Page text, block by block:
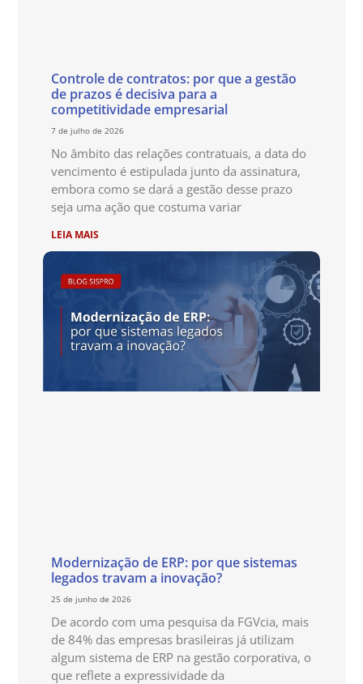
Controle de contratos: por que a gestão
de prazos é decisiva para a
competitividade empresarial
7 de julho de 2026
No âmbito das relações contratuais, a data do
vencimento é estipulada junto da assinatura,
embora como se dará a gestão desse prazo
seja uma ação que costuma variar
LEIA MAIS
Modernização de ERP: por que sistemas
legados travam a inovação?
25 de junho de 2026
De acordo com uma pesquisa da FGVcia, mais
de 84% das empresas brasileiras já utilizam
algum sistema de ERP na gestão corporativa, o
que reflete a expressividade da